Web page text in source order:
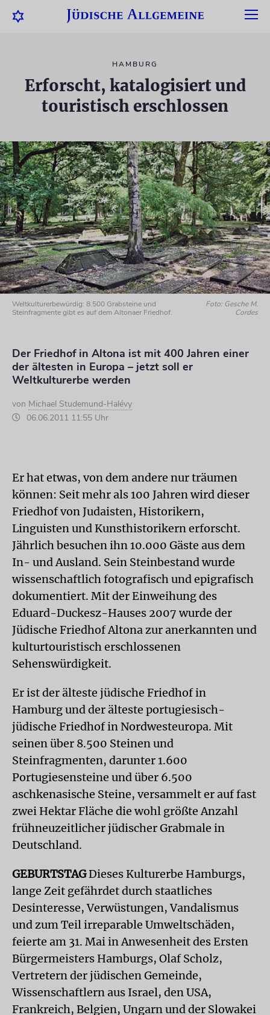
HAMBURG
Erforscht, katalogisiert und
touristisch erschlossen
Weltkulturerbewürdig: 8.500 Grabsteine und
Steinfragmente gibt es auf dem Altonaer Friedhof.
Foto: Gesche M.
Cordes
Der Friedhof in Altona ist mit 400 Jahren einer
der ältesten in Europa – jetzt soll er
Weltkulturerbe werden
von Michael Studemund-Halévy
06.06.2011 11:55 Uhr
Er hat etwas, von dem andere nur träumen
können: Seit mehr als 100 Jahren wird dieser
Friedhof von Judaisten, Historikern,
Linguisten und Kunsthistorikern erforscht.
Jährlich besuchen ihn 10.000 Gäste aus dem
In- und Ausland. Sein Steinbestand wurde
wissenschaftlich fotografisch und epigrafisch
dokumentiert. Mit der Einweihung des
Eduard-Duckesz-Hauses 2007 wurde der
Jüdische Friedhof Altona zur anerkannten und
kulturtouristisch erschlossenen
Sehenswürdigkeit.
Er ist der älteste jüdische Friedhof in
Hamburg und der älteste portugiesisch-
jüdische Friedhof in Nordwesteuropa. Mit
seinen über 8.500 Steinen und
Steinfragmenten, darunter 1.600
Portugiesensteine und über 6.500
aschkenasische Steine, versammelt er auf fast
zwei Hektar Fläche die wohl größte Anzahl
frühneuzeitlicher jüdischer Grabmale in
Deutschland.
GEBURTSTAGDieses Kulturerbe Hamburgs,
lange Zeit gefährdet durch staatliches
Desinteresse, Verwüstungen, Vandalismus
und zum Teil irreparable Umweltschäden,
feierte am 31. Mai in Anwesenheit des Ersten
Bürgermeisters Hamburgs, Olaf Scholz,
Vertretern der jüdischen Gemeinde,
Wissenschaftlern aus Israel, den USA,
Frankreich, Belgien, Ungarn und der Slowakei